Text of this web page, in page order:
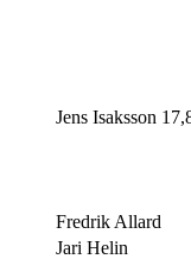
Jens Isaksson
Fredrik Allard
Jari Helin